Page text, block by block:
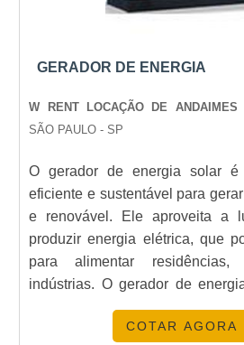
Os custos variam
PRECISO DE
DURANTE A
completo durante todo o
OS
ADEQUADOS
REMOTOS?
Sim, a locação de
solução para locais remotos
GERADOR DE ENERGIA
W RENT LOCAÇÃO DE
SÃO PAULO - SP
O gerador de energia solar é
eficiente e sustentável para
e renovável. Ele aproveita a
produzir energia elétrica, que
para alimentar residências,
indústrias. O gerador de
alternativa econômica e
amigável para gerar energia
COTAR AGORA